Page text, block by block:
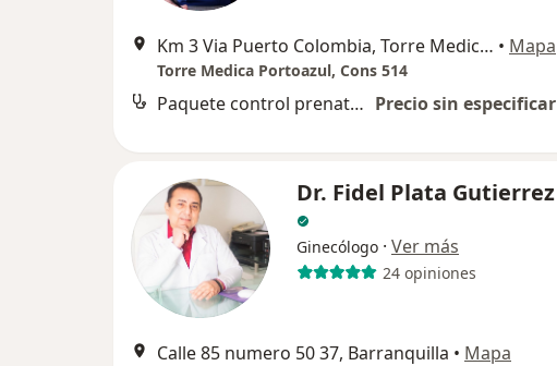
Km 3 Via Puerto Colombia, Torre Medica Portoazul., Barranquilla • Mapa
Torre Medica Portoazul, Cons 514
Paquete control prenatal y atención al parto Precio sin especificar
Dr. Fidel Plata Gutierrez
Ginecólogo · Ver más
24 opiniones
Calle 85 numero 50 37, Barranquilla • Mapa